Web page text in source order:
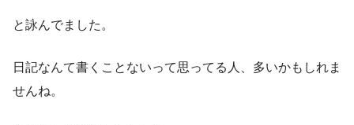
と詠んでました。
日記なんて書くことないって思ってる人、多いかもしれま
せんね。